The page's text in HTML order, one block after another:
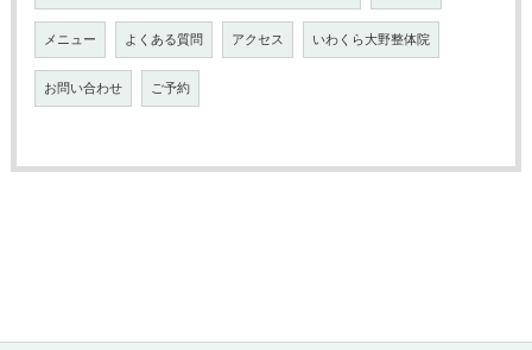
メニュー よくある質問 アクセス いわくら大野整体院
お問い合わせ ご予約